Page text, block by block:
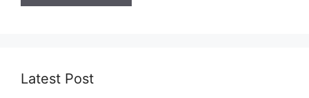
Latest Post